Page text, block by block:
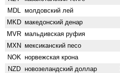
MDL молдовский лей
MKD македонский денар
MVR мальдивская руфия
MXN мексиканский песо
NOK норвежская крона
NZD ново­зеландский доллар